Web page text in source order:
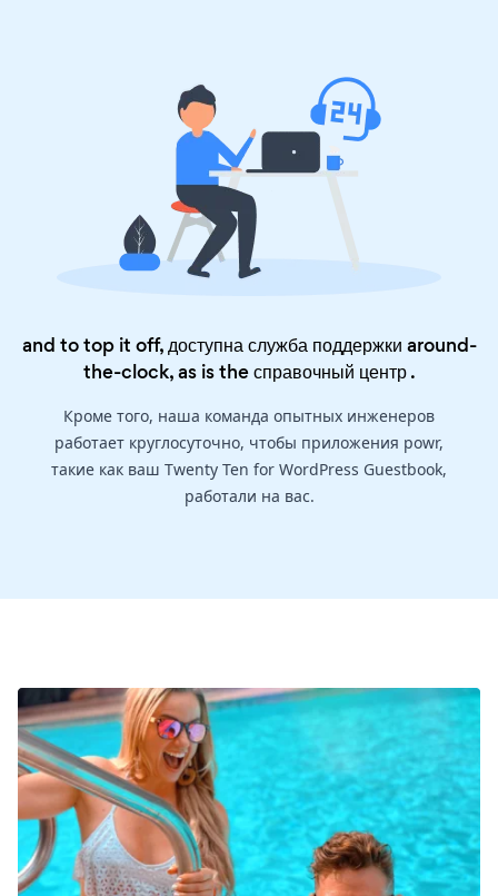
and to top it off, доступна служба поддержки around-
the-clock, as is theсправочный центр.
Кроме того, наша команда опытных инженеров
работает круглосуточно, чтобы приложения powr,
такие как ваш Twenty Ten for WordPress Guestbook,
работали на вас.